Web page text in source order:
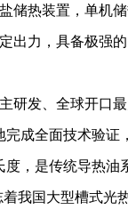
热装置，单机储
出力，具备极强
发、全球开口最
成全面技术验证
，是传统导热油
我国大型槽式光